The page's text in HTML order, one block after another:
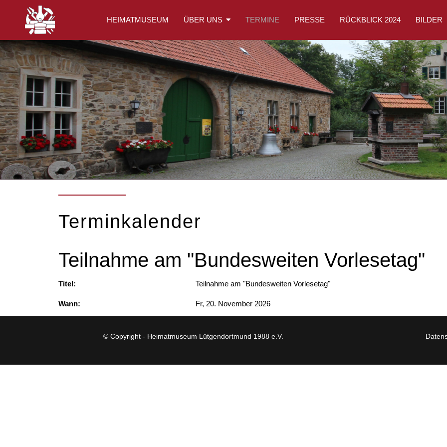
HEIMATMUSEUM ÜBER UNS TERMINE PRESSE RÜCKBLICK 2024 BILDER
Terminkalender
Teilnahme am "Bundesweiten Vorlesetag"
Titel: Teilnahme am "Bundesweiten Vorlesetag"
Wann: Fr, 20. November 2026
© Copyright - Heimatmuseum Lütgendortmund 1988 e.V.